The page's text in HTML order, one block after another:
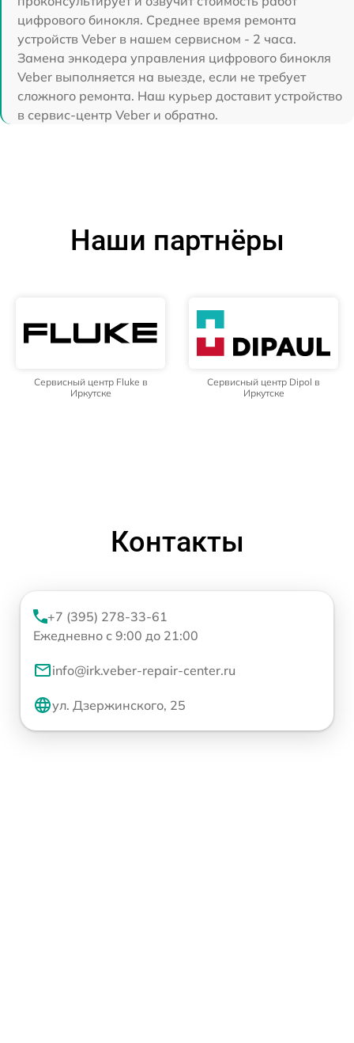
цифрового бинокля. Среднее время ремонта
устройств Veber в нашем сервисном - 2 часа.
Замена энкодера управления цифрового бинокля
Veber выполняется на выезде, если не требует
сложного ремонта. Наш курьер доставит устройство
в сервис-центр Veber и обратно.
Наши партнёры
Сервисный центр Fluke в
Иркутске
Сервисный центр Dipol в
Иркутске
Контакты
+7 (395) 278-33-61
Ежедневно с 9:00 до 21:00
info@irk.veber-repair-center.ru
ул. Дзержинского, 25